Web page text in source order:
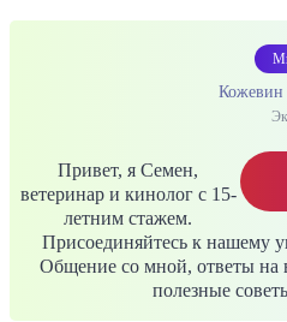
Кожевин
Привет, я Семен,
ветеринар и кинолог с 15-
летним стажем.
Присоединяйтесь к нашему
Общение со мной, ответы на
полезные